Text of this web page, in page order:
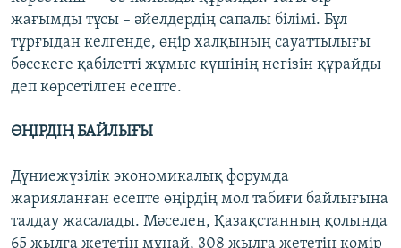
жағымды тұсы – әйелдердің сапалы білімі. Бұл
тұрғыдан келгенде, өңір халқының сауаттылығы
бәсекеге қабілетті жұмыс күшінің негізін құрайды
деп көрсетілген есепте.
ӨҢІРДІҢ БАЙЛЫҒЫ
Дүниежүзілік экономикалық форумда
жарияланған есепте өңірдің мол табиғи байлығына
талдау жасалады. Мәселен, Қазақстанның қолында
65 жылға жететін мұнай, 308 жылға жететін көмір